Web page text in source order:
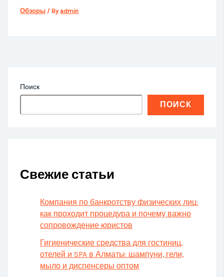
Обзоры / By admin
Поиск
ПОИСК
Свежие статьи
Компания по банкротству физических лиц:
как проходит процедура и почему важно
сопровождение юристов
Гигиенические средства для гостиниц,
отелей и SPA в Алматы: шампуни, гели,
мыло и диспенсеры оптом